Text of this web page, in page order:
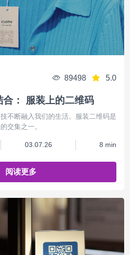
89498 5.0
： 服装上的二维码
不断融入我们的生活。服装二维码是
交集之一。
03.07.26 8 min
阅读更多